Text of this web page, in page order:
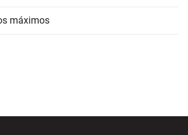
máximos